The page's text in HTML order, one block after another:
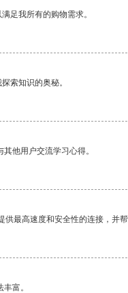
足我所有的购物需求。
索知识的奥秘。
他用户交流学习心得。
最高速度和安全性的连接，并帮
富。